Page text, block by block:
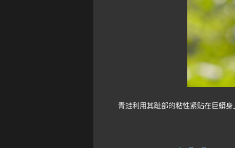
青蛙利用其趾部的粘性紧贴在巨蟒身